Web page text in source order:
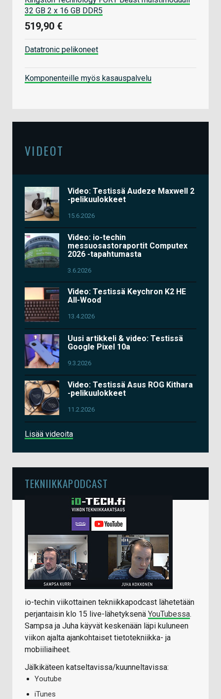
32 GB 2 x 16 GB DDR5
519,90 €
Datatronic pelikoneet
Komponenteille myös kasauspalvelu
VIDEOT
Video: Testissä Audeze Maxwell 2
-pelikuulokkeet
15.6.2026
Video: io-techin
messuosastoraportit Computex
2026 -tapahtumasta
3.6.2026
Video: Testissä Keychron K2 HE
All-Wood
13.4.2026
Uusi artikkeli & video: Testissä
Google Pixel 10a
9.3.2026
Video: Testissä Asus ROG Kithara
-pelikuulokkeet
11.2.2026
Lisää videoita
TEKNIIKKAPODCAST
io-techin viikottainen tekniikkapodcast lähetetään
perjantaisin klo 15 live-lähetyksenä YouTubessa.
Sampsa ja Juha käyvät keskenään läpi kuluneen
viikon ajalta ajankohtaiset tietotekniikka- ja
mobiiliaiheet.
Jälkikäteen katseltavissa/kuunneltavissa:
Youtube
iTunes